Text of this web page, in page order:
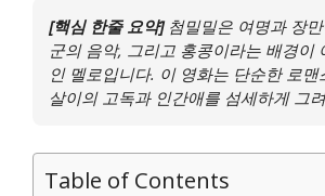
[핵심 한줄 요약]첨밀밀은 여명과 장
군의 음악, 그리고 홍콩이라는 배경이
인 멜로입니다. 이 영화는 단순한 로
살이의 고독과 인간애를 섬세하게 그
Table of Contents